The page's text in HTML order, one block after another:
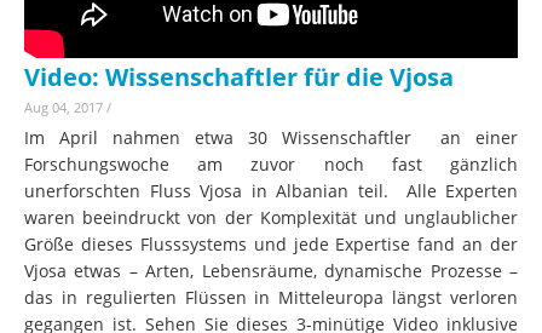
Video: Wissenschaftler für die Vjosa
Aug 04, 2017 /
Im April nahmen etwa 30 Wissenschaftler an einer
Forschungswoche am zuvor noch fast gänzlich
unerforschten Fluss Vjosa in Albanian teil. Alle Experten
waren beeindruckt von der Komplexität und unglaublicher
Größe dieses Flusssystems und jede Expertise fand an der
Vjosa etwas – Arten, Lebensräume, dynamische Prozesse –
das in regulierten Flüssen in Mitteleuropa längst verloren
gegangen ist. Sehen Sie dieses 3-minütige Video inklusive